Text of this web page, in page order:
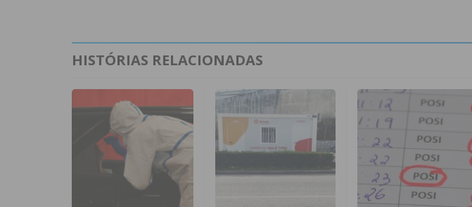
HISTÓRIAS RELACIONADAS